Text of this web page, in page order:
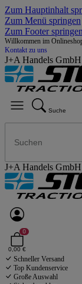
Zum Hauptinhalt
Zum Menü springen
Zum Footer springen
Willkommen im
Kontakt zu uns
J+A Handels GmbH
Suche
J+A Handels GmbH
0
0,00 €
Schneller Versand
Top Kundenservice
Große Auswahl